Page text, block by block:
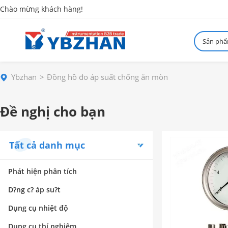
Chào mừng khách hàng!
Sản
Ybzhan Đồng hồ đo áp suất chống ăn mòn
Đề nghị cho bạn
Tất cả danh mục
Phát hiện phân tích
D?ng c? áp su?t
Dụng cụ nhiệt độ